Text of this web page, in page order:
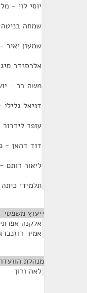
יוסי לוי -
שמחה
שמעון יאיר
אלכסנדר
משה בר -
דניאל
עופר
דוד דהאן -
ליאור רותם
תלמידי
ייעוץ משפטי
אלקנה אפרתי
אמיר
מנהלת
לאה ורון